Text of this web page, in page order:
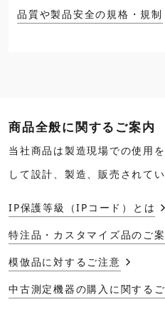
品質や製品安全の規格・規制
商品全般に関するご案内
当社商品は製造現場での使用
して設計、製造、販売されてい
IP保護等級（IPコード）とは
特注品・カスタマイズ品のご
模倣品に対するご注意
中古測定機器の購入に関する